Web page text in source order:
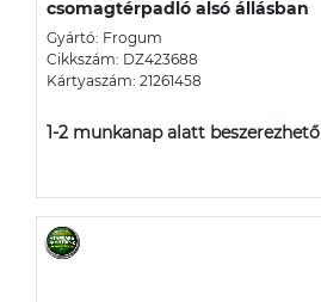
csomagtérpadló alsó állásban
Gyártó: Frogum
Cikkszám: DZ423688
Kártyaszám: 21261458
1-2 munkanap alatt beszerezhető